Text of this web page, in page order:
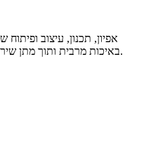
אפיון, תכנון, עיצוב ופיתוח
באיכות מרבית ותוך מתן שירות מסור ואדיב – זה אנחנו. דברו איתנו.